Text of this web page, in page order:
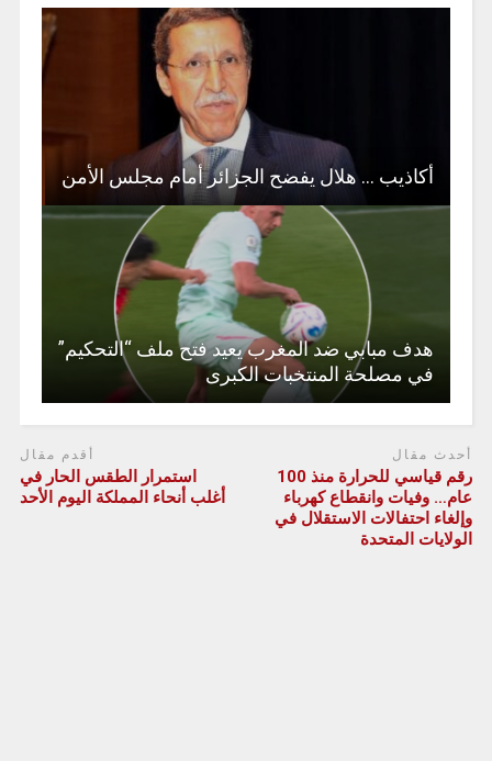
أكاذيب … هلال يفضح الجزائر أمام مجلس الأمن
هدف مبابي ضد المغرب يعيد فتح ملف “التحكيم”
في مصلحة المنتخبات الكبرى
أحدث مقال
رقم قياسي للحرارة منذ 100
عام… وفيات وانقطاع كهرباء
وإلغاء احتفالات الاستقلال في
الولايات المتحدة
أقدم مقال
استمرار الطقس الحار في
أغلب أنحاء المملكة اليوم الأحد